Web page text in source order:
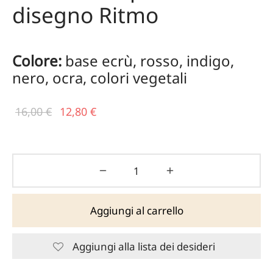
disegno Ritmo
Colore: base ecrù, rosso, indigo,
nero, ocra, colori vegetali
16,00€
Il prezzo
12,80 €
12,80 €.
Aggiungi al carrello
Aggiungi alla lista dei desideri